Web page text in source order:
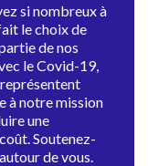
si nombreux à
le choix de
de nos
le Covid-19,
à notre mission
une
Soutenez-
de vous.